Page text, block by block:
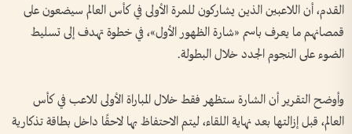
القدم، أن اللاعبين الذين يشاركون للمرة الأولى في كأس العالم سيضعون على
قمصانهم ما يعرف باسم «شارة الظهور الأول»، في خطوة تهدف إلى تسليط
الضوء على النجوم الجدد خلال البطولة.
وأوضح التقرير أن الشارة ستظهر فقط خلال المباراة الأولى للاعب في كأس
العالم، قبل إزالتها بعد نهاية اللقاء، ليتم الاحتفاظ بها لاحقًا داخل بطاقة تذكارية